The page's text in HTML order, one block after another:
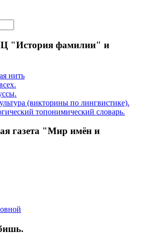
"История фамилии" и
нить
(викторины по лингвистике).
топонимический словарь.
газета "Мир имён и